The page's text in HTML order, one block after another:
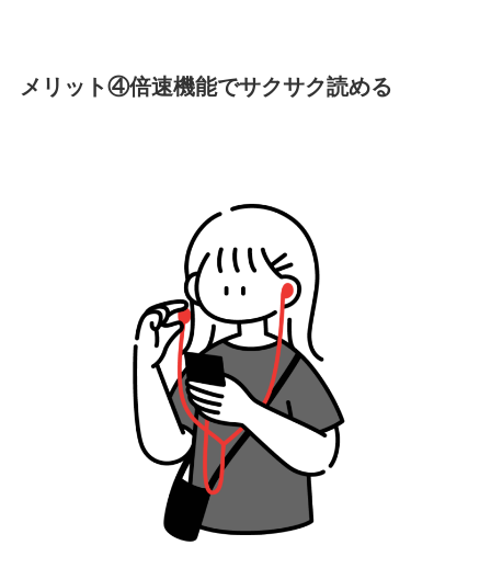
メリット④倍速機能でサクサク読める